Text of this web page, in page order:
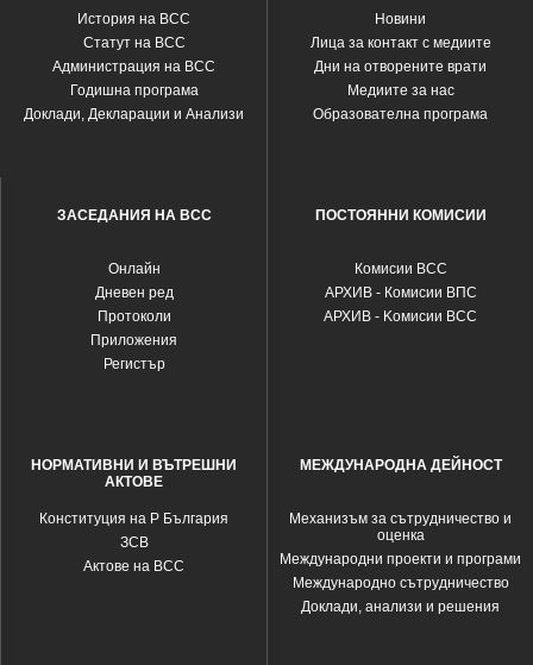
История на ВСС
Статут на ВСС
Администрация на ВСС
Годишна програма
Доклади, Декларации и Анализи
Новини
Лица за контакт с медиите
Дни на отворените врати
Медиите за нас
Образователна програма
ЗАСЕДАНИЯ НА ВСС
Oнлайн
Дневен ред
Протоколи
Приложения
Регистър
ПОСТОЯННИ КОМИСИИ
Комисии ВСС
АРХИВ - Комисии ВПС
АРХИВ - Kомисии ВСС
НОРМАТИВНИ И ВЪТРЕШНИ
АКТОВЕ
Конституция на Р България
ЗСВ
Актове на ВСС
МЕЖДУНАРОДНА ДЕЙНОСТ
Механизъм за сътрудничество и
оценка
Международни проекти и програми
Международно сътрудничество
Доклади, анализи и решения